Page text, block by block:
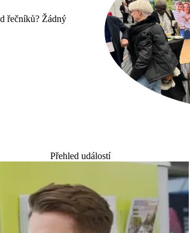
řečníků? Žádný
Přehled událostí